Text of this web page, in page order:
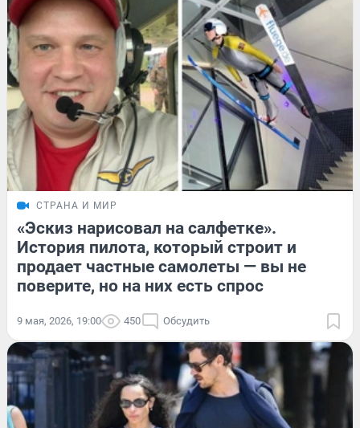
СТРАНА И МИР
«Эскиз нарисовал на салфетке».
История пилота, который строит и
продает частные самолеты — вы не
поверите, но на них есть спрос
9 мая, 2026, 19:00 450 Обсудить